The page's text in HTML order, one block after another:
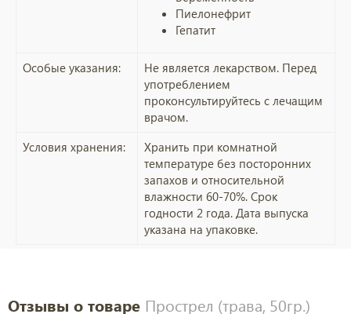
Пиелонефрит
Гепатит
Особые указания:
Не является лекарством. Перед
употреблением
проконсультируйтесь с лечащим
врачом.
Условия хранения:
Хранить при комнатной
температуре без посторонних
запахов и относительной
влажности 60-70%. Срок
годности 2 года. Дата выпуска
указана на упаковке.
Отзывы о товаре Прострел (трава, 50гр.)